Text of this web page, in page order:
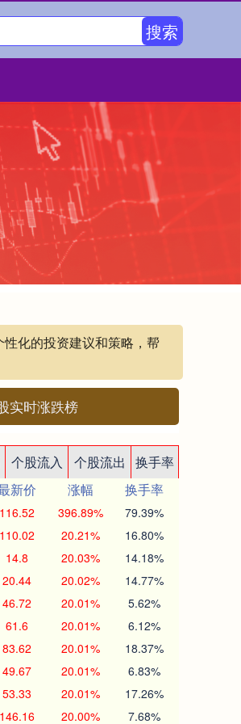
搜索
化的投资建议和策略，帮
实时涨跌榜
个股流入 个股流出
换手率
新价 涨幅
换手率
116.52 396.89% 79.39%
110.02 20.21% 16.80%
14.8 20.03% 14.18%
20.44 20.02% 14.77%
46.72 20.01% 5.62%
61.6 20.01% 6.12%
83.62 20.01% 18.37%
49.67 20.01% 6.83%
53.33 20.01% 17.26%
146.16 20.00% 7.68%